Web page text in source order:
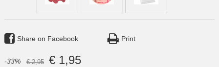
Share on Facebook Print
-33% € 2,95 € 1,95